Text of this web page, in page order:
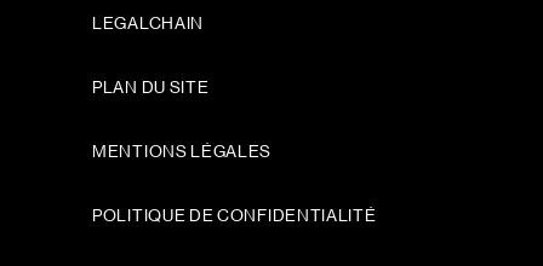
LEGALCHAIN
PLAN DU SITE
MENTIONS LÉGALES
POLITIQUE DE CONFIDENTIALITÉ